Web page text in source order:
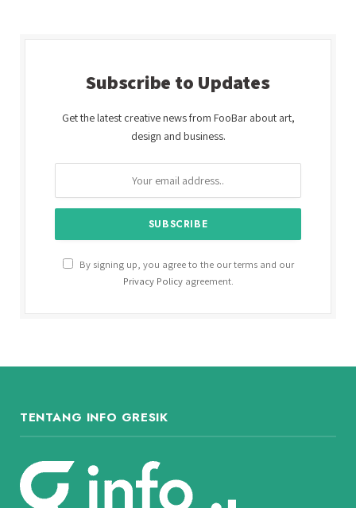
Subscribe to Updates
Get the latest creative news from FooBar about art,
design and business.
By signing up, you agree to the our terms and our
Privacy Policyagreement.
TENTANG INFO GRESIK